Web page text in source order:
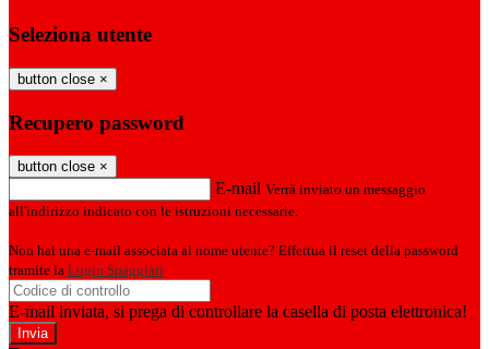
Seleziona utente
button close ×
Recupero password
button close ×
E-mail Verrà inviato un messaggio
all'indirizzo indicato con le istruzioni necessarie.
Non hai una e-mail associata al nome utente? Effettua il reset della password
tramite la Login Spaggiari
E-mail inviata, si prega di controllare la casella di posta elettronica!